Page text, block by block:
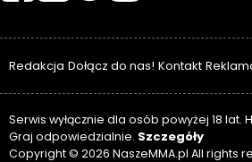
Redakcja Dołącz do nas! Kontakt
Serwis wyłącznie dla osób powyżej 18 lat.
Graj odpowiedzialnie. Szczegóły
Copyright © 2026 NaszeMMA.pl All rights